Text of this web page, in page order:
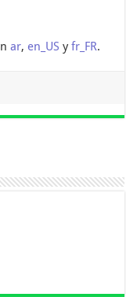
ar, en_US yfr_FR.